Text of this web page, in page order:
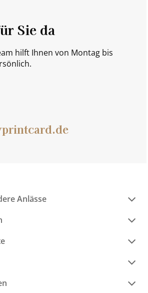
Sie da
hilft Ihnen von Montag bis
Anlässe